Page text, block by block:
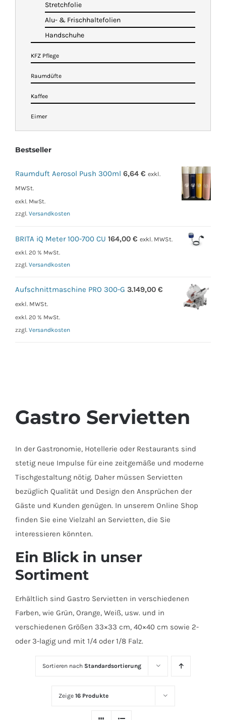
Gastro Servietten
In der Gastronomie, Hotellerie oder Restaurants sind
stetig neue Impulse für eine zeitgemäße und moderne
Tischgestaltung nötig. Daher müssen Servietten
bezüglich Qualität und Design den Ansprüchen der
Gäste und Kunden genügen. In unserem Online Shop
finden Sie eine Vielzahl an Servietten, die Sie
interessieren könnten.
Ein Blick in unser
Sortiment
Erhältlich sind Gastro Servietten in verschiedenen
Farben, wie Grün, Orange, Weiß, usw. und in
verschiedenen Größen 33×33 cm, 40×40 cm sowie 2-
oder 3-lagig und mit 1/4 oder 1/8 Falz.
Sortieren nach Standardsortierung
Zeige 16 Produkte
Stretchfolie
Alu- & Frischhaltefolien
Handschuhe
KFZ Pflege
Raumdüfte
Kaffee
Eimer
Bestseller
Raumduft Aerosol Push 300ml 6,64 € exkl.
MWSt.
exkl. MwSt.
zzgl. Versandkosten
BRITA iQ Meter 100-700 CU 164,00 € exkl. MWSt.
exkl. 20 % MwSt.
zzgl. Versandkosten
Aufschnittmaschine PRO 300-G 3.149,00 €
exkl. MWSt.
exkl. 20 % MwSt.
zzgl. Versandkosten